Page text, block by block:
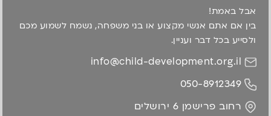
אבל באמת!
בין אם אתם אנשי מקצוע או בני משפחה, נשמח לשמוע מכם
ולסייע בכל דבר ועניין.
info@child-development.org.il
050-8912349
רחוב פרישמן 6 ירושלים